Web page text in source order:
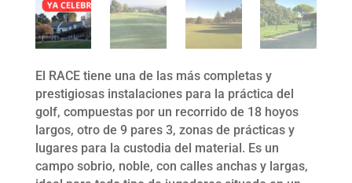
El RACE tiene una de las más completas y
prestigiosas instalaciones para la práctica del
golf, compuestas por un recorrido de 18 hoyos
largos, otro de 9 pares 3, zonas de prácticas y
lugares para la custodia del material. Es un
campo sobrio, noble, con calles anchas y largas,